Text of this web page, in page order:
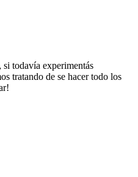
si todavía experimentás
tratando de se hacer todo los